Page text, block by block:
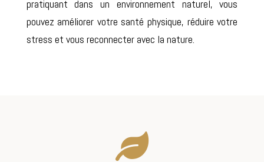
pratiquant dans un environnement naturel, vous
pouvez améliorer votre santé physique, réduire votre
stress et vous reconnecter avec la nature.
